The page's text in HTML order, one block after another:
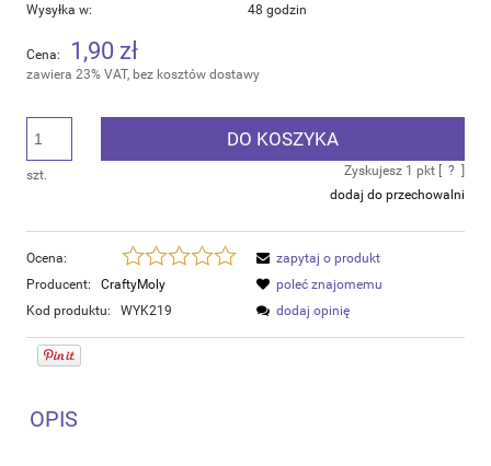
Wysyłka w:
48 godzin
Cena: 1,90 zł
zawiera 23% VAT, bez kosztów dostawy
szt.
DO KOSZYKA
Zyskujesz 1 pkt [ ?
dodaj do przechowalni
Ocena:
Producent:
CraftyMoly
Kod produktu:
WYK219
zapytaj o produkt
poleć znajomemu
dodaj opinię
OPIS